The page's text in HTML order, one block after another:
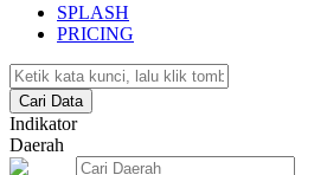
SPLASH
PRICING
Cari Data
Indikator
Daerah